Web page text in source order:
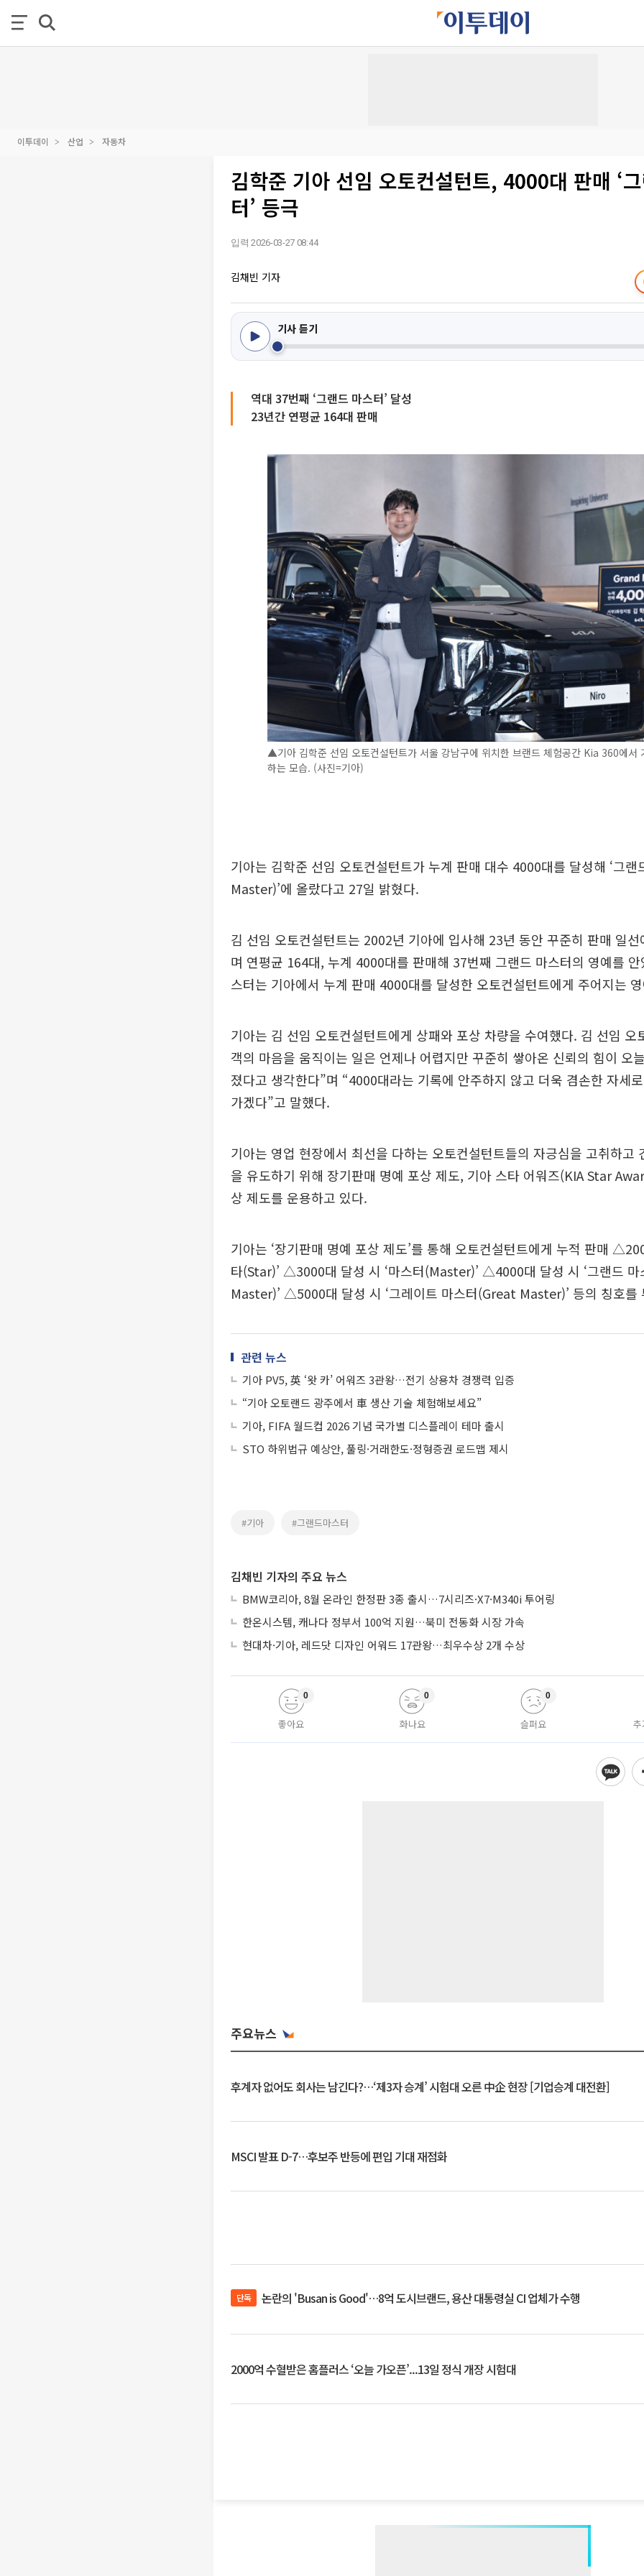
이투데이 산업 자동차
김학준 기아 선임 오토컨설턴트, 4000대 판매 ‘
터’ 등극
입력 2026-03-27 08:44
김채빈 기자
기사 듣기
역대 37번째 ‘그랜드 마스터’ 달성
23년간 연평균 164대 판매
▲기아 김학준 선임 오토컨설턴트가 서울 강남구에 위치한 브랜드 체험공간 Kia 360에서
하는 모습. (사진=기아)
기아는 김학준 선임 오토컨설턴트가 누계 판매 대수 4000대를 달성해 ‘그
Master)’에 올랐다고 27일 밝혔다.
김 선임 오토컨설턴트는 2002년 기아에 입사해 23년 동안 꾸준히 판매 일
며 연평균 164대, 누계 4000대를 판매해 37번째 그랜드 마스터의 영예를
스터는 기아에서 누계 판매 4000대를 달성한 오토컨설턴트에게 주어지는
기아는 김 선임 오토컨설턴트에게 상패와 포상 차량을 수여했다. 김 선임 오
객의 마음을 움직이는 일은 언제나 어렵지만 꾸준히 쌓아온 신뢰의 힘이 오
졌다고 생각한다”며 “4000대라는 기록에 안주하지 않고 더욱 겸손한 자세
가겠다”고 말했다.
기아는 영업 현장에서 최선을 다하는 오토컨설턴트들의 자긍심을 고취하고
을 유도하기 위해 장기판매 명예 포상 제도, 기아 스타 어워즈(KIA Star
상 제도를 운용하고 있다.
기아는 ‘장기판매 명예 포상 제도’를 통해 오토컨설턴트에게 누적 판매
타(Star)’ △3000대 달성 시 ‘마스터(Master)’ △4000대 달성 시 ‘그랜드
Master)’ △5000대 달성 시 ‘그레이트 마스터(Great Master)’ 등의 칭호를
관련 뉴스
기아 PV5, 英 ‘왓 카’ 어워즈 3관왕…전기 상용차 경쟁력 입증
“기아 오토랜드 광주에서 車 생산 기술 체험해보세요”
기아, FIFA 월드컵 2026 기념 국가별 디스플레이 테마 출시
STO 하위법규 예상안, 풀링·거래한도·정형증권 로드맵 제시
#기아 #그랜드마스터
김채빈 기자의 주요 뉴스
BMW코리아, 8월 온라인 한정판 3종 출시…7시리즈·X7·M340i 투어링
한온시스템, 캐나다 정부서 100억 지원…북미 전동화 시장 가속
현대차·기아, 레드닷 디자인 어워드 17관왕…최우수상 2개 수상
좋아요
0
화나요
0
슬퍼요
0
주요뉴스
후계자 없어도 회사는 남긴다?…‘제3자 승계’ 시험대 오른 中企 현장 [기업승계 대전환]
MSCI 발표 D-7…후보주 반등에 편입 기대 재점화
단독 논란의 'Busan is Good'…8억 도시브랜드, 용산 대통령실 CI 업체가 수행
2000억 수혈받은 홈플러스 ‘오늘 가오픈’...13일 정식 개장 시험대